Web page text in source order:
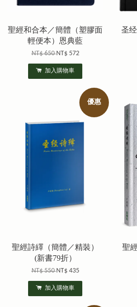
聖經和合本／簡體（塑膠面
輕便本）恩典藍
NT$ 650NT$ 572
加入購物車
圣
優惠
聖經詩繹（簡體／精裝）
(新書79折）
NT$ 550NT$ 435
加入購物車
聖